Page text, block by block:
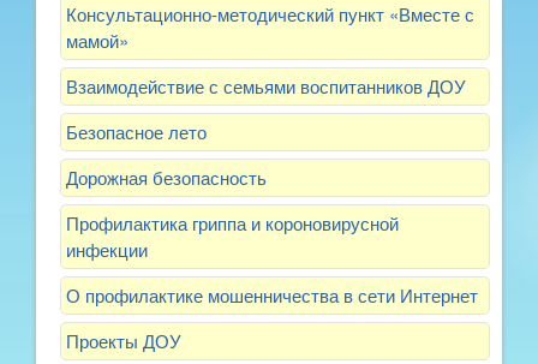
Консультационно-методический пункт «Вместе с
мамой»
Взаимодействие с семьями воспитанников ДОУ
Безопасное лето
Дорожная безопасность
Профилактика гриппа и короновирусной
инфекции
О профилактике мошенничества в сети Интернет
Проекты ДОУ